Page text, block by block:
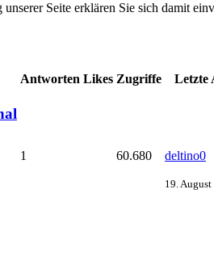
Seite erklären Sie sich damit
Antworten Likes Zugriffe Letzte
1 60.680 deltino0
19.